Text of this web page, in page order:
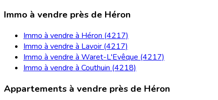
Immo à vendre près de Héron
Immo à vendre à Héron (4217)
Immo à vendre à Lavoir (4217)
Immo à vendre à Waret-L'Evêque (4217)
Immo à vendre à Couthuin (4218)
Appartements à vendre près de Héron